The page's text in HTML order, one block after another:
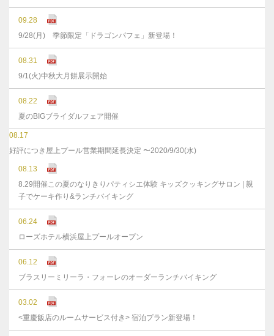
09.28
9/28(月) 季節限定「ドラゴンパフェ」新登場！
08.31
9/1(火)中秋大月餅展示開始
08.22
夏のBIGブライダルフェア開催
08.17
好評につき屋上プール営業期間延長決定 〜2020/9/30(水)
08.13
8.29開催この夏のなりきりパティシエ体験 キッズクッキングサロン | 親
子でケーキ作り&ランチバイキング
06.24
ローズホテル横浜屋上プールオープン
06.12
ブラスリーミリーラ・フォーレのオーダーランチバイキング
03.02
<重慶飯店のルームサービス付き> 宿泊プラン新登場！